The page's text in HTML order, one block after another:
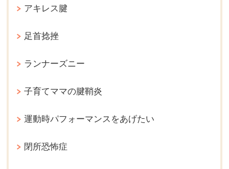
アキレス腱
足首捻挫
ランナーズニー
子育てママの腱鞘炎
運動時パフォーマンスをあげたい
閉所恐怖症